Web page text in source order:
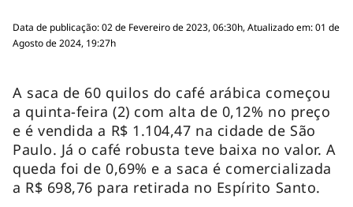
Data de publicação: 02 de Fevereiro de 2023, 06:30h, Atualizado em: 01 de
Agosto de 2024, 19:27h
A saca de 60 quilos do café arábica começou
a quinta-feira (2) com alta de 0,12% no preço
e é vendida a R$ 1.104,47 na cidade de São
Paulo. Já o café robusta teve baixa no valor. A
queda foi de 0,69% e a saca é comercializada
a R$ 698,76 para retirada no Espírito Santo.